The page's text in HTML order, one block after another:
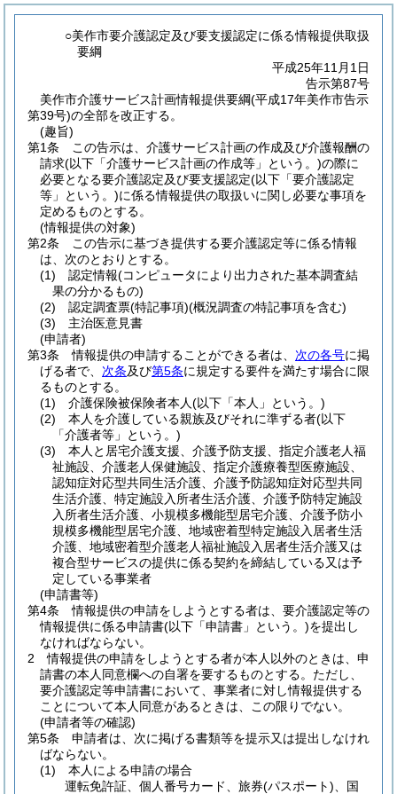
○美作市要介護認定及び要支援認定に係る情報提供取扱
要綱
平成25年11月1日
告示第87号
美作市介護サービス計画情報提供要綱(平成17年美作市告示
第39号)の全部を改正する。
(趣旨)
第1条
この告示は、介護サービス計画の作成及び介護報酬の
請求(以下「介護サービス計画の作成等」という。)の際に
必要となる要介護認定及び要支援認定(以下「要介護認定
等」という。)に係る情報提供の取扱いに関し必要な事項を
定めるものとする。
(情報提供の対象)
第2条
この告示に基づき提供する要介護認定等に係る情報
は、次のとおりとする。
(1)
認定情報(コンピュータにより出力された基本調査結
果の分かるもの)
(2)
認定調査票(特記事項)(概況調査の特記事項を含む)
(3)
主治医意見書
(申請者)
第3条
情報提供の申請することができる者は、 次の各号に掲
げる者で、 次条及び第5条に規定する要件を満たす場合に限
るものとする。
(1)
介護保険被保険者本人(以下「本人」という。)
(2)
本人を介護している親族及びそれに準ずる者(以下
「介護者等」という。)
(3)
本人と居宅介護支援、介護予防支援、指定介護老人福
祉施設、介護老人保健施設、指定介護療養型医療施設、
認知症対応型共同生活介護、介護予防認知症対応型共同
生活介護、特定施設入所者生活介護、介護予防特定施設
入所者生活介護、小規模多機能型居宅介護、介護予防小
規模多機能型居宅介護、地域密着型特定施設入居者生活
介護、地域密着型介護老人福祉施設入居者生活介護又は
複合型サービスの提供に係る契約を締結している又は予
定している事業者
(申請書等)
第4条
情報提供の申請をしようとする者は、要介護認定等の
情報提供に係る申請書(以下「申請書」という。)を提出し
なければならない。
2
情報提供の申請をしようとする者が本人以外のときは、申
請書の本人同意欄への自署を要するものとする。 ただし、
要介護認定等申請書において、事業者に対し情報提供する
ことについて本人同意があるときは、この限りでない。
(申請者等の確認)
第5条
申請者は、次に掲げる書類等を提示又は提出しなけれ
ばならない。
(1)
本人による申請の場合
運転免許証、個人番号カード、旅券(パスポート) 、国